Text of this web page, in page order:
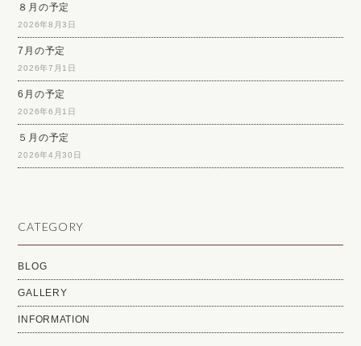
８月の予定
2026年8月3日
7月の予定
2026年7月1日
6月の予定
2026年6月1日
５月の予定
2026年4月30日
CATEGORY
BLOG
GALLERY
INFORMATION